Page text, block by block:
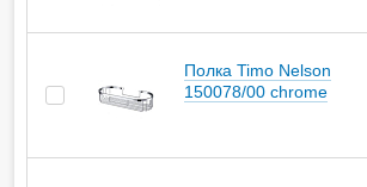
Полка Timo Nelson
150078/00 chrome